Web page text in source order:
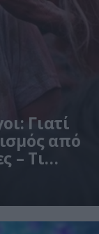
Γιατί
από
– Τι